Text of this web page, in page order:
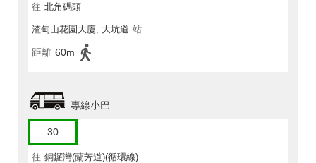
往 北角碼頭
渣甸山花園大廈, 大坑道 站
距離 60m
專線小巴
30
往 銅鑼灣(蘭芳道)(循環線)